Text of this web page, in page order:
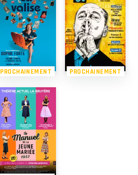
PROCHAINEMENT PROCHAINEMENT